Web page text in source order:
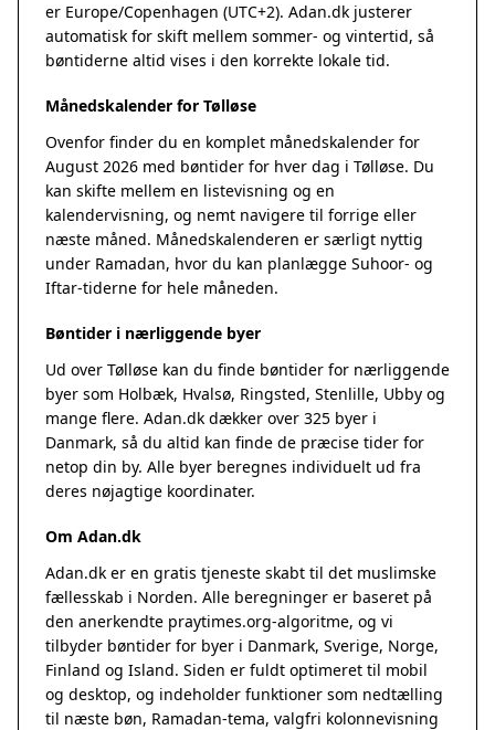
er Europe/Copenhagen (UTC+2). Adan.dk justerer
automatisk for skift mellem sommer- og vintertid, så
bøntiderne altid vises i den korrekte lokale tid.
Månedskalender for Tølløse
Ovenfor finder du en komplet månedskalender for
August 2026 med bøntider for hver dag i Tølløse. Du
kan skifte mellem en listevisning og en
kalendervisning, og nemt navigere til forrige eller
næste måned. Månedskalenderen er særligt nyttig
under Ramadan, hvor du kan planlægge Suhoor- og
Iftar-tiderne for hele måneden.
Bøntider i nærliggende byer
Ud over Tølløse kan du finde bøntider for nærliggende
byer som Holbæk, Hvalsø, Ringsted, Stenlille, Ubby og
mange flere. Adan.dk dækker over 325 byer i
Danmark, så du altid kan finde de præcise tider for
netop din by. Alle byer beregnes individuelt ud fra
deres nøjagtige koordinater.
Om Adan.dk
Adan.dk er en gratis tjeneste skabt til det muslimske
fællesskab i Norden. Alle beregninger er baseret på
den anerkendte praytimes.org-algoritme, og vi
tilbyder bøntider for byer i Danmark, Sverige, Norge,
Finland og Island. Siden er fuldt optimeret til mobil
og desktop, og indeholder funktioner som nedtælling
til næste bøn, Ramadan-tema, valgfri kolonnevisning